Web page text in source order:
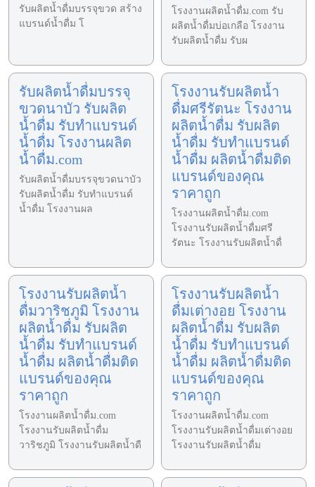
รับผลิตน้ำดื่มบรรจุขวด สร้าง
แบรนด์น้ำดื่ม โ
โรงงานผลิตน้ำดื่ม.com รับ
ผลิตน้ำดื่มบ่อเกลือ โรงงาน
รับผลิตน้ำดื่ม รับผ
รับผลิตน้ำดื่มบรรจุ
ขวดนาบัว รับผลิต
น้ำดื่ม รับทำแบรนด์
น้ำดื่ม โรงงานผลิต
น้ำดื่ม.com
รับผลิตน้ำดื่มบรรจุขวดนาบัว
รับผลิตน้ำดื่ม รับทำแบรนด์
น้ำดื่ม โรงงานผล
โรงงานรับผลิตน้ำ
ดื่มศรีรัตนะ โรงงาน
ผลิตน้ำดื่ม รับผลิต
น้ำดื่ม รับทำแบรนด์
น้ำดื่ม ผลิตน้ำดื่มติด
แบรนด์ของคุณ
ราคาถูก
โรงงานผลิตน้ำดื่ม.com
โรงงานรับผลิตน้ำดื่มศรี
รัตนะ โรงงานรับผลิตน้ำดื่
โรงงานรับผลิตน้ำ
ดื่มวาริชภูมิ โรงงาน
ผลิตน้ำดื่ม รับผลิต
น้ำดื่ม รับทำแบรนด์
น้ำดื่ม ผลิตน้ำดื่มติด
แบรนด์ของคุณ
ราคาถูก
โรงงานผลิตน้ำดื่ม.com
โรงงานรับผลิตน้ำดื่ม
วาริชภูมิ โรงงานรับผลิตน้ำดื
โรงงานรับผลิตน้ำ
ดื่มเต่างอย โรงงาน
ผลิตน้ำดื่ม รับผลิต
น้ำดื่ม รับทำแบรนด์
น้ำดื่ม ผลิตน้ำดื่มติด
แบรนด์ของคุณ
ราคาถูก
โรงงานผลิตน้ำดื่ม.com
โรงงานรับผลิตน้ำดื่มเต่างอย
โรงงานรับผลิตน้ำดื่ม